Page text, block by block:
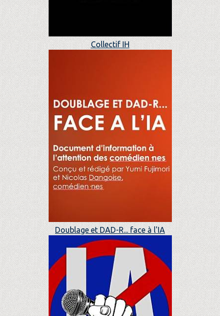
Collectif IH
Doublage et DAD-R... face à l'IA